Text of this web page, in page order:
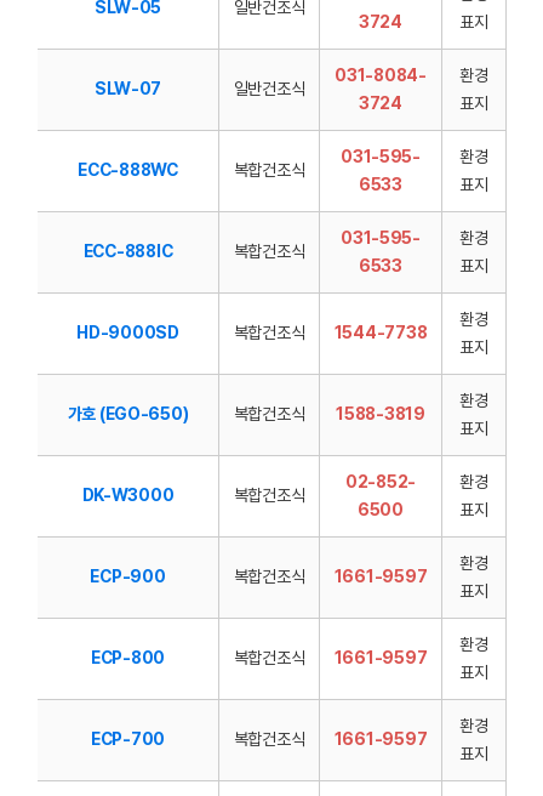
SLW-05 일반건조식
3724
표지
SLW-07 일반건조식
031-8084-
3724
환경
표지
ECC-888WC 복합건조식
031-595-
6533
환경
표지
ECC-888IC 복합건조식
031-595-
6533
환경
표지
HD-9000SD 복합건조식 1544-7738
환경
표지
가호 (EGO-650) 복합건조식 1588-3819
환경
표지
DK-W3000 복합건조식
02-852-
6500
환경
표지
ECP-900 복합건조식 1661-9597
환경
표지
ECP-800 복합건조식 1661-9597
환경
표지
ECP-700 복합건조식 1661-9597
환경
표지